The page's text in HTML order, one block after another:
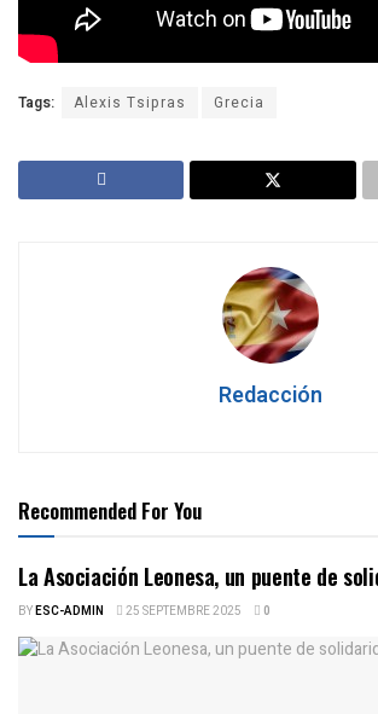
Tags: Alexis Tsipras Grecia
Redacción
Recommended For You
La Asociación Leonesa, un puente de
BYESC-ADMIN 25 SEPTEMBRE 2025 0